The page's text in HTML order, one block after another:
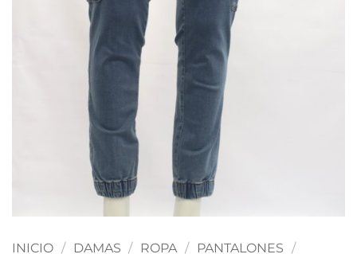
INICIO / DAMAS / ROPA / PANTALONES /